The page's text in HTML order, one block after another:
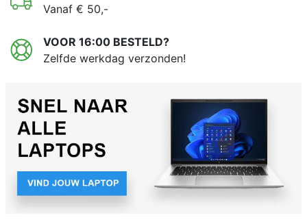
Vanaf € 50,-
VOOR 16:00 BESTELD?
Zelfde werkdag verzonden!